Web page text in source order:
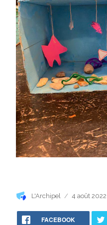
Auteur
L'Archipel
Publié
4 août 2022
FACEBOOK